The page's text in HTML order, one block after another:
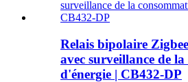
Relais bipolaire
avec surveillance de
d'énergie | CB432-DP